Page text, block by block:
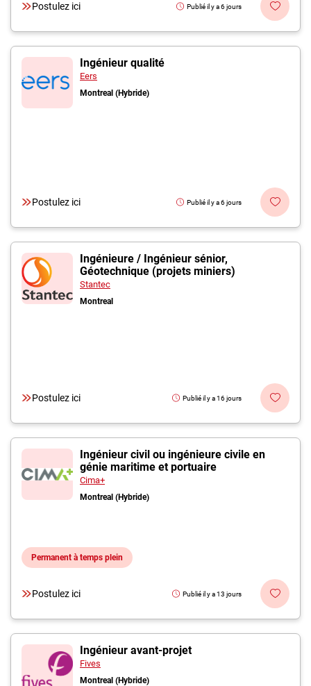
Postulez ici Publié il y a 6 jours
Ingénieur qualité
Eers
Montreal (Hybride)
Postulez ici Publié il y a 6 jours
Ingénieure / Ingénieur sénior,
Géotechnique (projets miniers)
Stantec
Montreal
Postulez ici Publié il y a 16 jours
Ingénieur civil ou ingénieure civile en
génie maritime et portuaire
Cima+
Montreal (Hybride)
Permanent à temps plein
Postulez ici Publié il y a 13 jours
Ingénieur avant-projet
Fives
Montreal (Hybride)